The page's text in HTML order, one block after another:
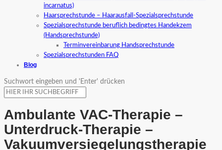
incarnatus)
Haarsprechstunde – Haarausfall-Spezialsprechstunde
Spezialsprechstunde beruflich bedingtes Handekzem
(Handsprechstunde)
Terminvereinbarung Handsprechstunde
Spezialsprechstunden FAQ
Blog
Suchwort eingeben und 'Enter' drücken
Ambulante VAC-Therapie –
Unterdruck-Therapie –
Vakuumversiegelungstherapie